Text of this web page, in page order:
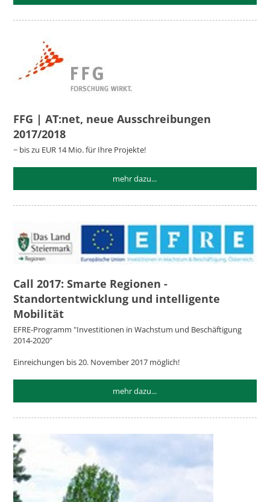
FFG | AT:net, neue Ausschreibungen
2017/2018
− bis zu EUR 14 Mio. für Ihre Projekte!
mehr dazu...
Call 2017: Smarte Regionen -
Standortentwicklung und intelligente
Mobilität
EFRE-Programm "Investitionen in Wachstum und Beschäftigung
2014-2020"
Einreichungen bis 20. November 2017 möglich!
mehr dazu...